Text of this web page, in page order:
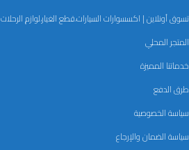
تسوق أونلاين | اكسسوارات السيارات،قطع الغيار،لوازم الرحلات
المتجر المحلي
خدماتنا المميزة
طرق الدفع
سياسة الخصوصية
سياسة الضمان والإرجاع